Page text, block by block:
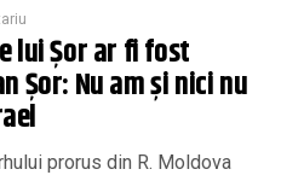
lui Șor ar fi fost
Șor: Nu am și nici nu
prorus din R. Moldova